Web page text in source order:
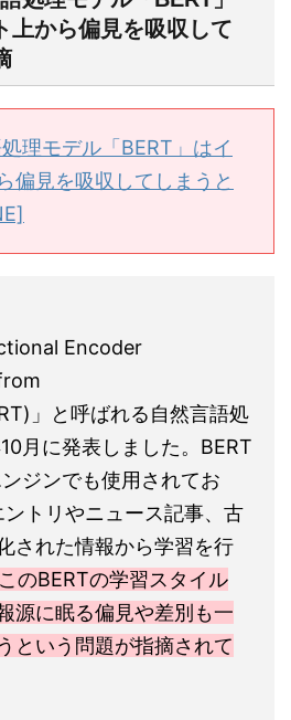
上から偏見を吸収して
理モデル「BERT」はイ
偏見を吸収してしまうと
Encoder
」と呼ばれる自然言語処
月に発表しました。BERT
ジンでも使用されてお
トリやニュース記事、古
された情報から学習を行
のBERTの学習スタイル
源に眠る偏見や差別も一
という問題が指摘されて